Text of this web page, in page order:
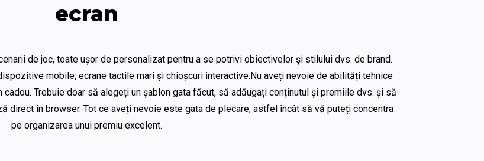
ecran
de joc, toate ușor de personalizat pentru a se potrivi obiectivelor și stilului dvs. de brand.
mobile, ecrane tactile mari și chioșcuri interactive.Nu aveți nevoie de abilități tehnice
Trebuie doar să alegeți un șablon gata făcut, să adăugați conținutul și premiile dvs. și să
direct în browser. Tot ce aveți nevoie este gata de plecare, astfel încât să vă puteți concentra
pe organizarea unui premiu excelent.